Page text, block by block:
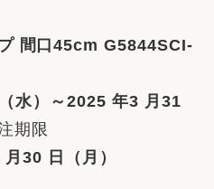
間口45cm G5844SCI-
水）～2025 年3 月31
期限
30 日（月）